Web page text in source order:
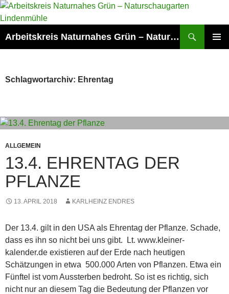
Zum
Inhalt
Arbeitskreis Naturnahes Grün – Naturschaugarten Lindenmühle
Schlagwortarchiv: Ehrentag
ALLGEMEIN
13.4. EHRENTAG DER
PFLANZE
13. APRIL 2018 KARLHEINZ ENDRES
Der 13.4. gilt in den USA als Ehrentag der Pflanze. Schade,
dass es ihn so nicht bei uns gibt. Lt. www.kleiner-
kalender.de existieren auf der Erde nach heutigen
Schätzungen in etwa 500.000 Arten von Pflanzen. Etwa ein
Fünftel ist vom Aussterben bedroht. So ist es richtig, sich
nicht nur an diesem Tag die Bedeutung der Pflanzen vor